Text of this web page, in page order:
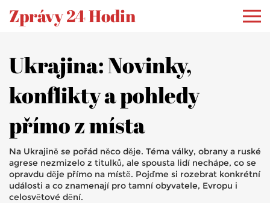
Zprávy 24 Hodin
Ukrajina: Novinky,
konflikty a pohledy
přímo z místa
Na Ukrajině se pořád něco děje. Téma války, obrany a ruské
agrese nezmizelo z titulků, ale spousta lidí nechápe, co se
opravdu děje přímo na místě. Pojďme si rozebrat konkrétní
události a co znamenají pro tamní obyvatele, Evropu i
celosvětové dění.